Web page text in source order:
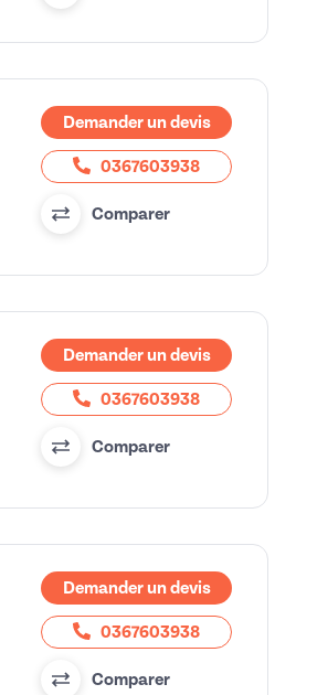
Demander un devis
0367603938
Comparer
Demander un devis
0367603938
Comparer
Demander un devis
0367603938
Comparer